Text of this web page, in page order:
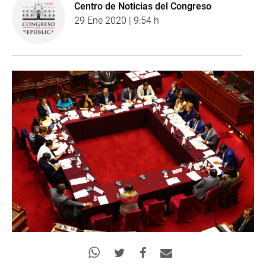
Centro de Noticias del Congreso
29 Ene 2020 | 9:54 h